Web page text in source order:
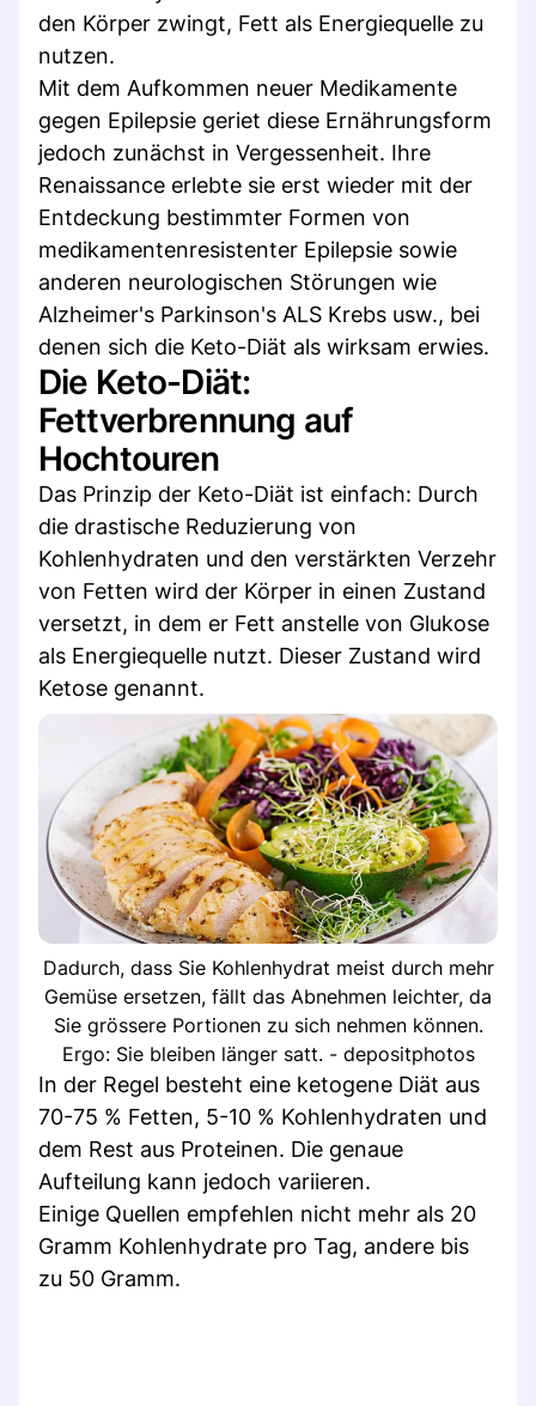
den Körper zwingt, Fett als Energiequelle zu
nutzen.
Mit dem Aufkommen neuer Medikamente
gegen Epilepsie geriet diese Ernährungsform
jedoch zunächst in Vergessenheit. Ihre
Renaissance erlebte sie erst wieder mit der
Entdeckung bestimmter Formen von
medikamentenresistenter Epilepsie sowie
anderen neurologischen Störungen wie
Alzheimer's Parkinson's ALS Krebs usw., bei
denen sich die Keto-Diät als wirksam erwies.
Die Keto-Diät:
Fettverbrennung auf
Hochtouren
Das Prinzip der Keto-Diät ist einfach: Durch
die drastische Reduzierung von
Kohlenhydraten und den verstärkten Verzehr
von Fetten wird der Körper in einen Zustand
versetzt, in dem er Fett anstelle von Glukose
als Energiequelle nutzt. Dieser Zustand wird
Ketose genannt.
Dadurch, dass Sie Kohlenhydrat meist durch mehr
Gemüse ersetzen, fällt das Abnehmen leichter, da
Sie grössere Portionen zu sich nehmen können.
Ergo: Sie bleiben länger satt. - depositphotos
In der Regel besteht eine ketogene Diät aus
70-75 % Fetten, 5-10 % Kohlenhydraten und
dem Rest aus Proteinen. Die genaue
Aufteilung kann jedoch variieren.
Einige Quellen empfehlen nicht mehr als 20
Gramm Kohlenhydrate pro Tag, andere bis
zu 50 Gramm.